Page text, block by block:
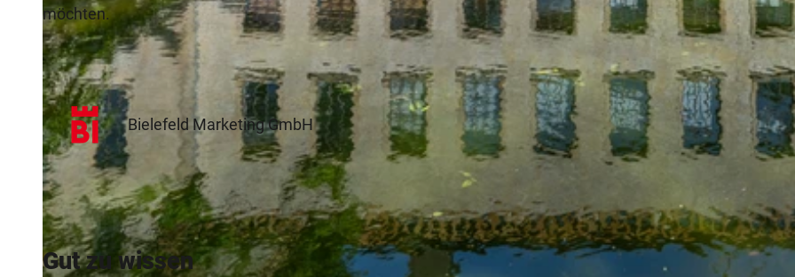
© Bielefeld Marketing GmbH / D. Ketz, Dominik Ketz |CC-BY-SA
möchten.
Bielefeld Marketing GmbH
Gut zu wissen